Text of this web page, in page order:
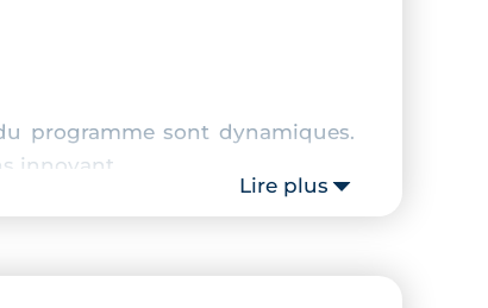
programme sont dynamiques.
innovant.
Lire plus